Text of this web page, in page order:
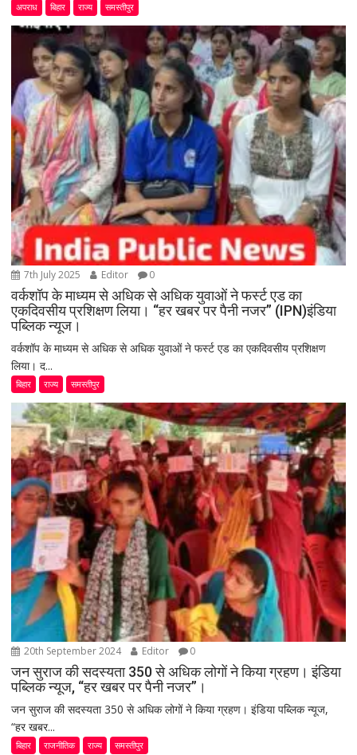
अपराध बिहार राज्य समस्तीपुर
7th July 2025 Editor 0
वर्कशॉप के माध्यम से अधिक से अधिक युवाओं ने फर्स्ट एड का
एकदिवसीय प्रशिक्षण लिया। “हर खबर पर पैनी नजर” (IPN)इंडिया
पब्लिक न्यूज।
वर्कशॉप के माध्यम से अधिक से अधिक युवाओं ने फर्स्ट एड का एकदिवसीय प्रशिक्षण
लिया। द...
बिहार राज्य समस्तीपुर
20th September 2024 Editor 0
जन सुराज की सदस्यता 350 से अधिक लोगों ने किया ग्रहण। इंडिया
पब्लिक न्यूज, “हर खबर पर पैनी नजर”।
जन सुराज की सदस्यता 350 से अधिक लोगों ने किया ग्रहण। इंडिया पब्लिक न्यूज,
“हर खबर...
बिहार राजनीतिक राज्य समस्तीपुर